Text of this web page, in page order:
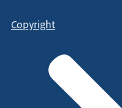
Copyright